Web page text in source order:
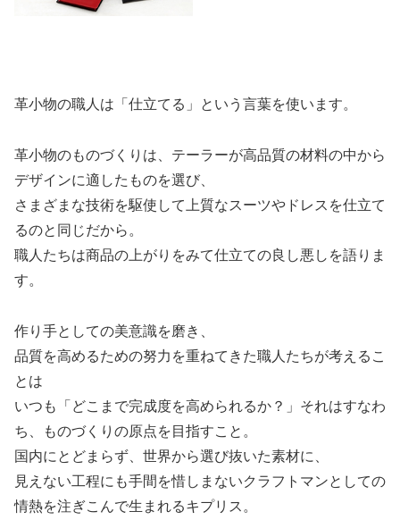
革小物の職人は「仕立てる」という言葉を使います。
革小物のものづくりは、テーラーが高品質の材料の中から
デザインに適したものを選び、
さまざまな技術を駆使して上質なスーツやドレスを仕立て
るのと同じだから。
職人たちは商品の上がりをみて仕立ての良し悪しを語りま
す。
作り手としての美意識を磨き、
品質を高めるための努力を重ねてきた職人たちが考えるこ
とは
いつも「どこまで完成度を高められるか？」それはすなわ
ち、ものづくりの原点を目指すこと。
国内にとどまらず、世界から選び抜いた素材に、
見えない工程にも手間を惜しまないクラフトマンとしての
情熱を注ぎこんで生まれるキプリス。